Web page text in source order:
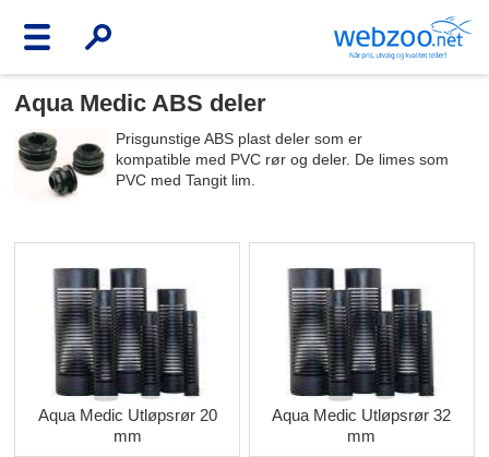
Aqua Medic ABS deler
Prisgunstige ABS plast deler som er
kompatible med PVC rør og deler. De limes som
PVC med Tangit lim.
Aqua Medic Utløpsrør 20
mm
Aqua Medic Utløpsrør 32
mm